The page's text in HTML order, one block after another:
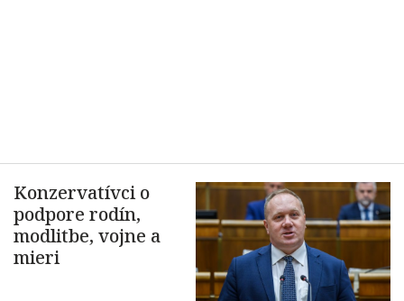
Konzervatívci o
podpore rodín,
modlitbe, vojne a
mieri